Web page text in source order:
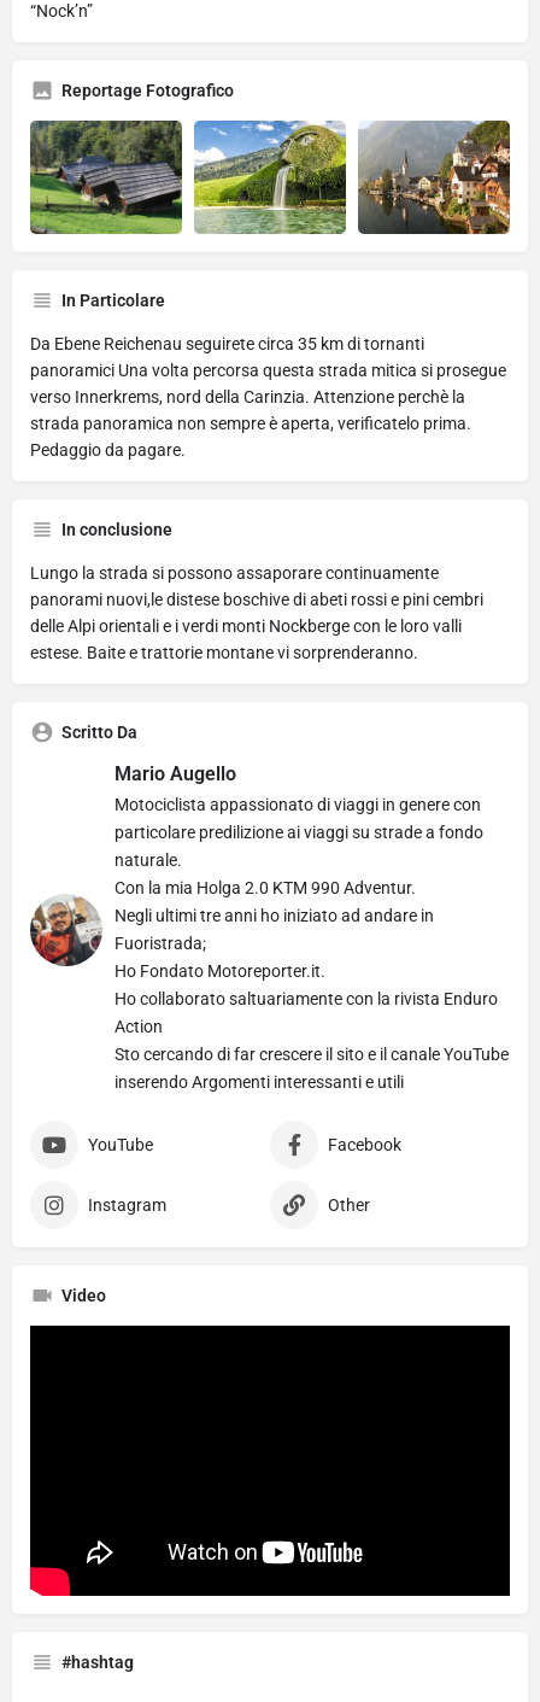
“Nock’n”
Reportage Fotografico
In Particolare
Da Ebene Reichenau seguirete circa 35 km di tornanti
panoramici Una volta percorsa questa strada mitica si prosegue
verso Innerkrems, nord della Carinzia. Attenzione perchè la
strada panoramica non sempre è aperta, verificatelo prima.
Pedaggio da pagare.
In conclusione
Lungo la strada si possono assaporare continuamente
panorami nuovi,le distese boschive di abeti rossi e pini cembri
delle Alpi orientali e i verdi monti Nockberge con le loro valli
estese. Baite e trattorie montane vi sorprenderanno.
Scritto Da
Mario Augello
Motociclista appassionato di viaggi in genere con
particolare predilizione ai viaggi su strade a fondo
naturale.
Con la mia Holga 2.0 KTM 990 Adventur.
Negli ultimi tre anni ho iniziato ad andare in
Fuoristrada;
Ho Fondato Motoreporter.it.
Ho collaborato saltuariamente con la rivista Enduro
Action
Sto cercando di far crescere il sito e il canale YouTube
inserendo Argomenti interessanti e utili
YouTube Facebook
Instagram Other
Video
#hashtag